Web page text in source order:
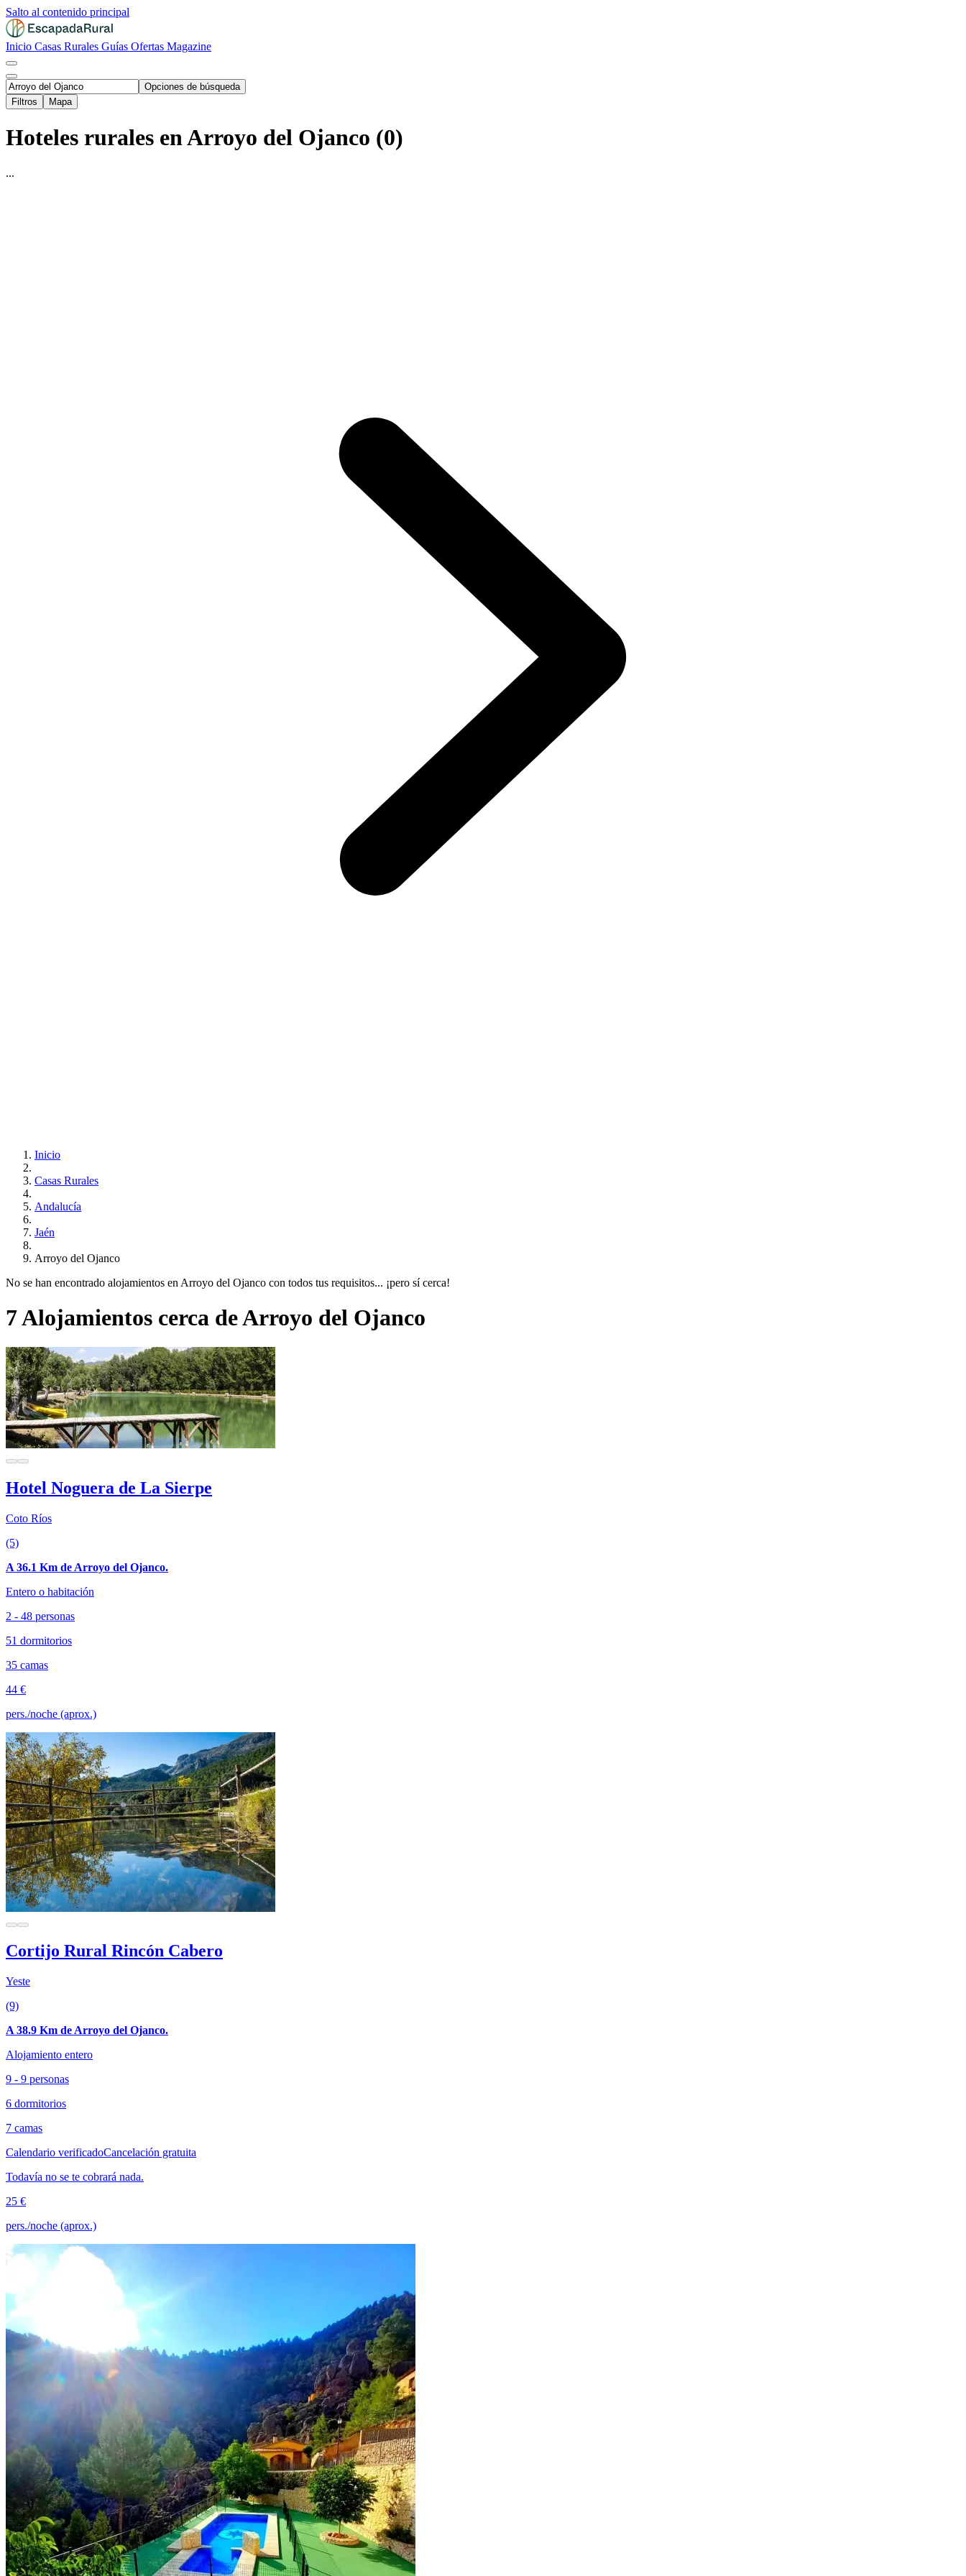
Salto al contenido principal
Inicio Casas Rurales Guías Ofertas Magazine
Opciones de búsqueda
Filtros
Mapa
Hoteles rurales en Arroyo del Ojanco (0)
...
Inicio
Casas Rurales
Andalucía
Jaén
Arroyo del Ojanco
No se han encontrado alojamientos en Arroyo del Ojanco con todos tus requisitos... ¡pero sí cerca!
7 Alojamientos cerca de Arroyo del Ojanco
Hotel Noguera de La Sierpe
Coto Ríos
(5)
A 36.1 Km de Arroyo del Ojanco.
Entero o habitación
2 - 48 personas
51 dormitorios
35 camas
44 €
pers./noche (aprox.)
Cortijo Rural Rincón Cabero
Yeste
(9)
A 38.9 Km de Arroyo del Ojanco.
Alojamiento entero
9 - 9 personas
6 dormitorios
7 camas
Calendario verificadoCancelación gratuita
Todavía no se te cobrará nada.
25 €
pers./noche (aprox.)